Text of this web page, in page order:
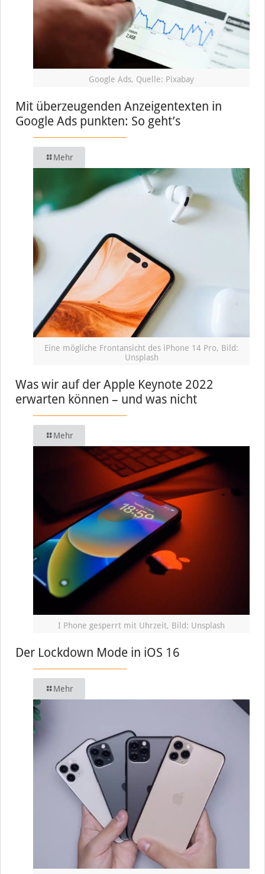
Google Ads, Quelle: Pixabay
Mit überzeugenden Anzeigentexten in
Google Ads punkten: So geht’s
Mehr
Eine mögliche Frontansicht des iPhone 14 Pro, Bild:
Unsplash
Was wir auf der Apple Keynote 2022
erwarten können – und was nicht
Mehr
I Phone gesperrt mit Uhrzeit, Bild: Unsplash
Der Lockdown Mode in iOS 16
Mehr